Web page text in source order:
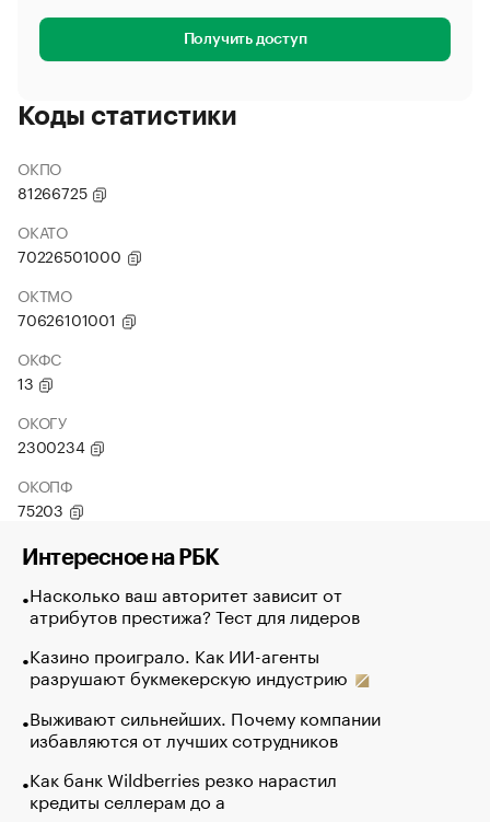
Получить доступ
Коды статистики
ОКПО
81266725
ОКАТО
70226501000
ОКТМО
70626101001
ОКФС
13
ОКОГУ
2300234
ОКОПФ
75203
Интересное на РБК
Насколько ваш авторитет зависит от
атрибутов престижа? Тест для лидеров
Казино проиграло. Как ИИ-агенты
разрушают букмекерскую индустрию
Выживают сильнейших. Почему компании
избавляются от лучших сотрудников
Как банк Wildberries резко нарастил
кредиты селлерам до а